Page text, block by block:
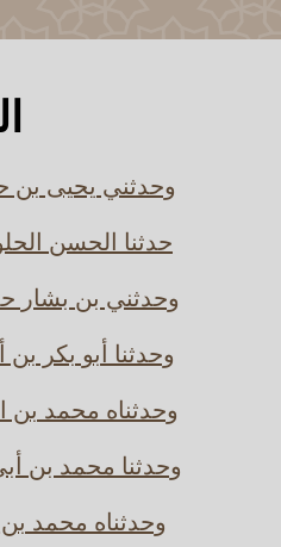
وحدثني يحيى بن
حدثنا الحسن
وحدثني بن بشار
وحدثنا أبو بكر
وحدثناه محمد بن
وحدثنا محمد بن
وحدثناه محمد